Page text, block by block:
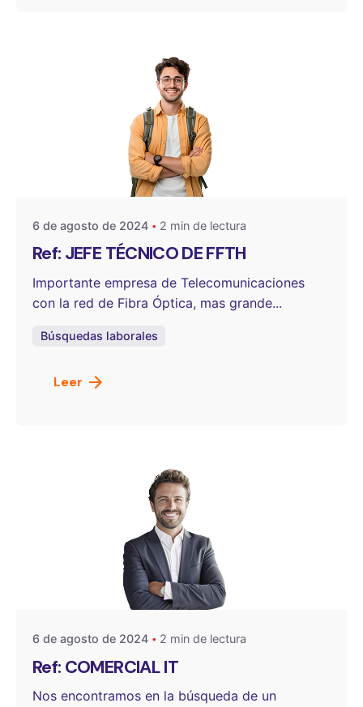
Publicado por
OneSelect
6 de agosto de 2024 2 min de lectura
Ref: JEFE TÉCNICO DE FFTH
Importante empresa de Telecomunicaciones
con la red de Fibra Óptica, mas grande...
Búsquedas laborales
Leer
Publicado por
OneSelect
6 de agosto de 2024 2 min de lectura
Ref: COMERCIAL IT
Nos encontramos en la búsqueda de un